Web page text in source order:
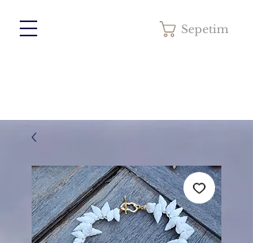
Sepetim